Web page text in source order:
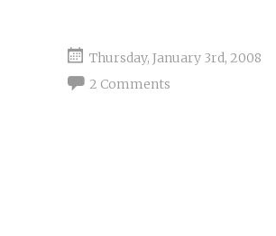
Thursday, January 3rd, 2008
2 Comments